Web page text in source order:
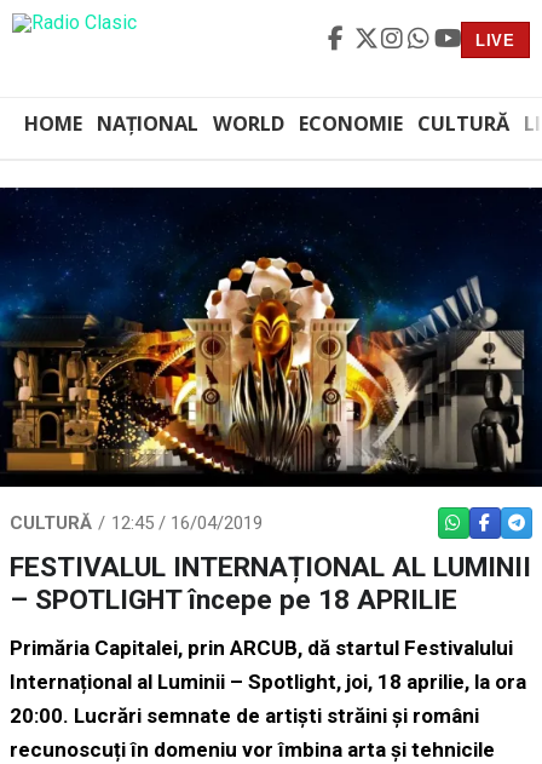
LIVE
HOME NAȚIONAL WORLD ECONOMIE CULTURĂ
CULTURĂ 12:45 / 16/04/2019 WHATSAPP
FESTIVALUL INTERNAȚIONAL AL LUMINII
– SPOTLIGHT începe pe 18 APRILIE
Primăria Capitalei, prin ARCUB, dă startul Festivalului
Internațional al Luminii – Spotlight, joi, 18 aprilie, la ora
20:00. Lucrări semnate de artiști străini și români
recunoscuți în domeniu vor îmbina arta și tehnicile